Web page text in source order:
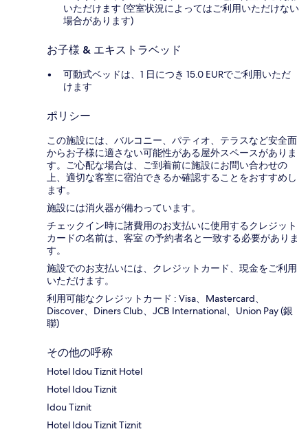
いただけます (空室状況によってはご利用いただけない
場合があります)
お子様 & エキストラベッド
可動式ベッドは、1 日につき 15.0 EURでご利用いただ
けます
ポリシー
この施設には、バルコニー、パティオ、テラスなど安全面
からお子様に適さない可能性がある屋外スペースがありま
す。ご心配な場合は、ご到着前に施設にお問い合わせの
上、適切な客室に宿泊できるか確認することをおすすめし
ます。
施設には消火器が備わっています。
チェックイン時に諸費用のお支払いに使用するクレジット
カードの名前は、客室 の予約者名と一致する必要がありま
す。
施設でのお支払いには、クレジットカード、現金をご利用
いただけます。
利用可能なクレジットカード : Visa、Mastercard、
Discover、Diners Club、JCB International、Union Pay (銀
聯)
その他の呼称
Hotel Idou Tiznit Hotel
Hotel Idou Tiznit
Idou Tiznit
Hotel Idou Tiznit Tiznit